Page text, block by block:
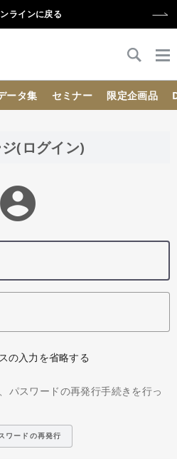
ラインに戻る
ータ集 セミナー 限定企画品
(ログイン)
account_circle
の入力を省略する
パスワードの再発行手続きを行っ
ワードの再発行